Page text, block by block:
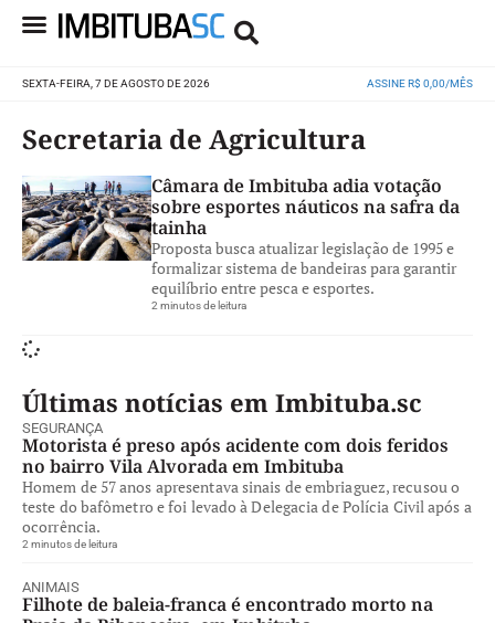
SEXTA-FEIRA, 7 DE AGOSTO DE 2026 ASSINE R$ 0,00/MÊS
Secretaria de Agricultura
Câmara de Imbituba adia votação
sobre esportes náuticos na safra da
tainha
Proposta busca atualizar legislação de 1995 e
formalizar sistema de bandeiras para garantir
equilíbrio entre pesca e esportes.
2 minutos de leitura
Últimas notícias em Imbituba.sc
SEGURANÇA
Motorista é preso após acidente com dois feridos
no bairro Vila Alvorada em Imbituba
Homem de 57 anos apresentava sinais de embriaguez, recusou o
teste do bafômetro e foi levado à Delegacia de Polícia Civil após a
ocorrência.
2 minutos de leitura
ANIMAIS
Filhote de baleia-franca é encontrado morto na